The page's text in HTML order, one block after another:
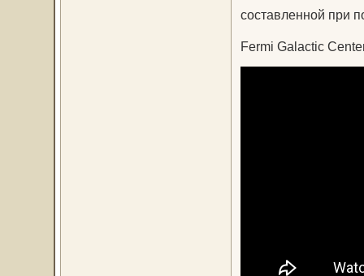
составленной при
Fermi Galactic